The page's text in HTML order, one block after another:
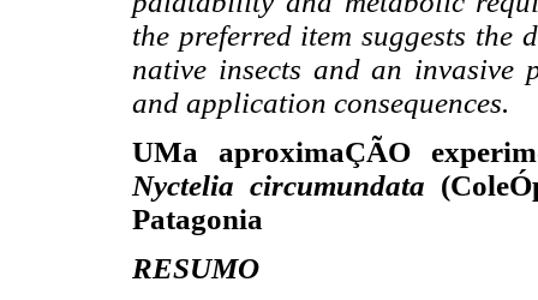
the preferred item suggests the
native insects and an
and application consequences.
UMa aproximaÇÃO
Nyctelia circumundata
Patagonia
RESUMO